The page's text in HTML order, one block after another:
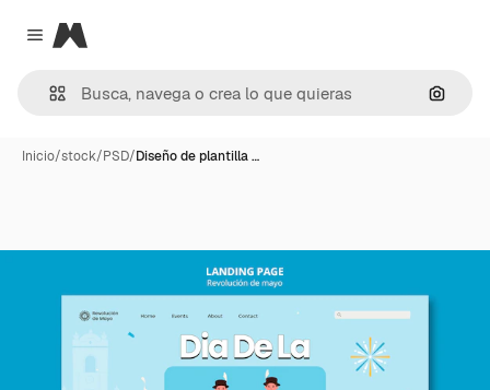
Close menu
Magnific
Inicio/stock/PSD/Diseño de plantilla …